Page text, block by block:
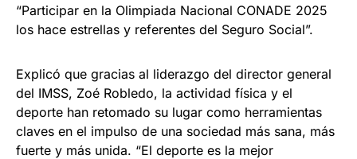
“Participar en la Olimpiada Nacional CONADE 2025
los hace estrellas y referentes del Seguro Social”.
Explicó que gracias al liderazgo del director general
del IMSS, Zoé Robledo, la actividad física y el
deporte han retomado su lugar como herramientas
claves en el impulso de una sociedad más sana, más
fuerte y más unida. “El deporte es la mejor